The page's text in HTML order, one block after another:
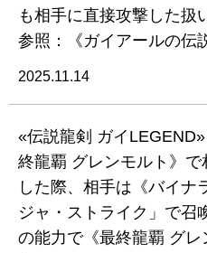
も相手に直接攻撃した扱
参照：《ガイアールの伝
2025.11.14
«伝説龍剣 ガイ
終龍覇 グレンモルト》
した際、相手は《バイナ
ジャ・ストライク」で召
の能力で《最終龍覇 グレ